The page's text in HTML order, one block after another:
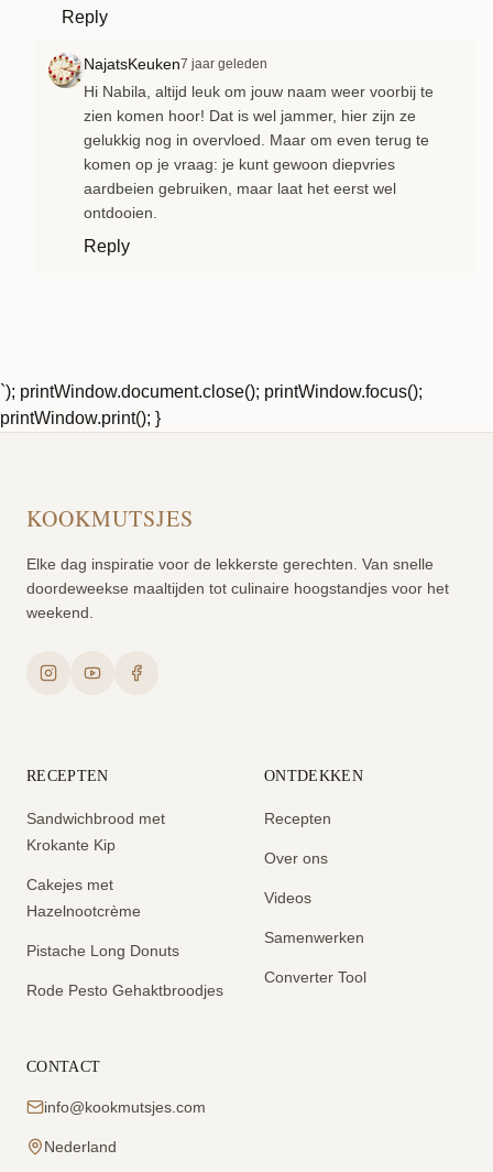
Reply
NajatsKeuken7 jaar geleden
Hi Nabila, altijd leuk om jouw naam weer voorbij te
zien komen hoor! Dat is wel jammer, hier zijn ze
gelukkig nog in overvloed. Maar om even terug te
komen op je vraag: je kunt gewoon diepvries
aardbeien gebruiken, maar laat het eerst wel
ontdooien.
Reply
`); printWindow.document.close(); printWindow.focus();
printWindow.print(); }
KOOKMUTSJES
Elke dag inspiratie voor de lekkerste gerechten. Van snelle
doordeweekse maaltijden tot culinaire hoogstandjes voor het
weekend.
RECEPTEN
Sandwichbrood met
Krokante Kip
Cakejes met
Hazelnootcrème
Pistache Long Donuts
Rode Pesto Gehaktbroodjes
ONTDEKKEN
Recepten
Over ons
Videos
Samenwerken
Converter Tool
CONTACT
info@kookmutsjes.com
Nederland